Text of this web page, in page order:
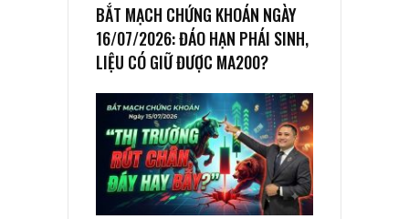
BẮT MẠCH CHỨNG KHOÁN NGÀY
16/07/2026: ĐÁO HẠN PHÁI SINH,
LIỆU CÓ GIỮ ĐƯỢC MA200?